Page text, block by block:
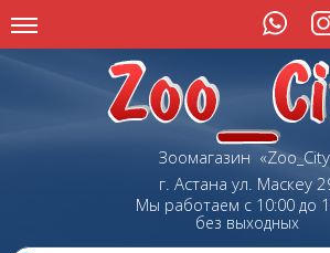
Зоомагазин
г. Астана ул. Маскеу
Мы работаем с 10:00 до
без выходных